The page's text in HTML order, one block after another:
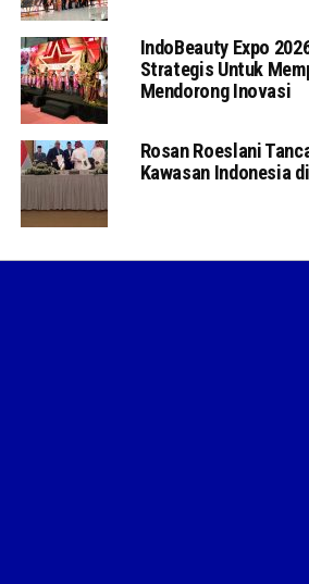
IndoBeauty Expo
Strategis Untuk
Mendorong Inovasi
Rosan Roeslani
Kawasan Indonesia